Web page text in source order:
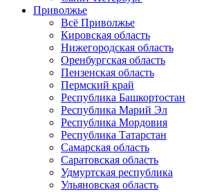
Приволжье
Всё Приволжье
Кировская область
Нижегородская область
Оренбургская область
Пензенская область
Пермский край
Республика Башкортостан
Республика Марий Эл
Республика Мордовия
Республика Татарстан
Самарская область
Саратовская область
Удмуртская республика
Ульяновская область